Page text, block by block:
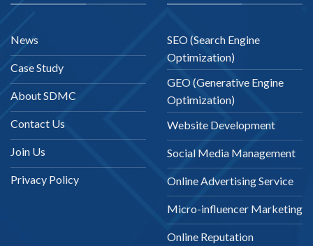
News
Case Study
About SDMC
Contact Us
Join Us
Privacy Policy
SEO (Search Engine
Optimization)
GEO (Generative Engine
Optimization)
Website Development
Social Media Management
Online Advertising Service
Micro-influencer Marketing
Online Reputation